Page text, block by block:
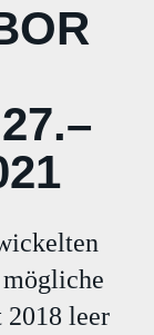
2018 leer